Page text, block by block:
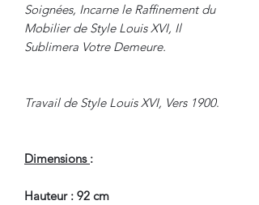
Soignées, Incarne le Raffinement du
Mobilier de Style Louis XVI, Il
Sublimera Votre Demeure.
Travail de Style Louis XVI, Vers 1900.
Dimensions :
Hauteur : 92 cm